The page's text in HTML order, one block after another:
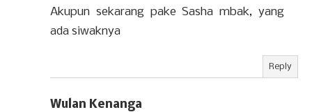
Akupun sekarang pake Sasha mbak, yang
ada siwaknya
Reply
Wulan Kenanga